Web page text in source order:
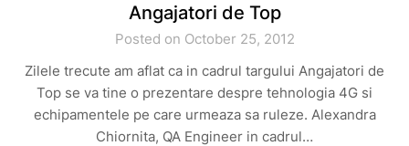
Angajatori de Top
Posted on October 25, 2012
Zilele trecute am aflat ca in cadrul targului Angajatori de
Top se va tine o prezentare despre tehnologia 4G si
echipamentele pe care urmeaza sa ruleze. Alexandra
Chiornita, QA Engineer in cadrul…